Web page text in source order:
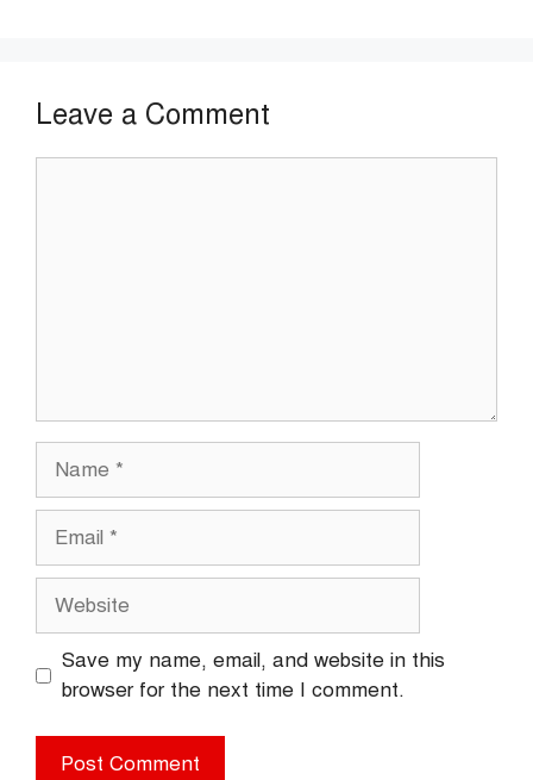
Leave a Comment
Name
Email
Website
Save my name, email, and website in this
browser for the next time I comment.